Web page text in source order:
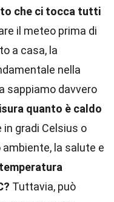
che ci tocca tutti
il meteo prima di
a casa, la
nella
sappiamo davvero
quanto è caldo
in gradi Celsius o
la salute e
Tuttavia, può